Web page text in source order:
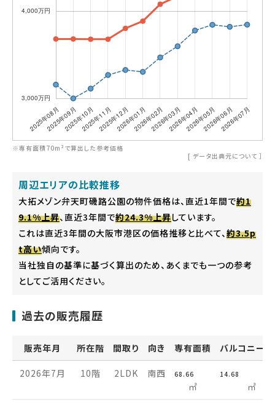
※専有面積70m²で算出した参考価格
[ データ出典元について ］
周辺エリアの比較推移
大拓メゾン弁天町磯路公園の物件価格は、直近1年間で約1
9.1%上昇、直近3年間で約24.3%上昇しています。
これは直近3年間の大阪市港区の価格推移と比べて、 約3.5p
t高い傾向です。
当社独自の基準に基づく算出のため、あくまでも一つの参考
としてご活用ください。
過去の販売履歴
販売年月 所在階 間取り 向き 専有面積 バルコニー
2026年7月 10階 2LDK 南西 68.66
㎡
14.68
㎡